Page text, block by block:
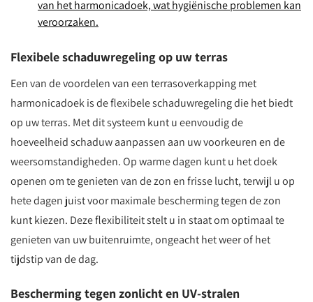
van het harmonicadoek, wat hygiënische problemen kan
veroorzaken.
Flexibele schaduwregeling op uw terras
Een van de voordelen van een terrasoverkapping met
harmonicadoek is de flexibele schaduwregeling die het biedt
op uw terras. Met dit systeem kunt u eenvoudig de
hoeveelheid schaduw aanpassen aan uw voorkeuren en de
weersomstandigheden. Op warme dagen kunt u het doek
openen om te genieten van de zon en frisse lucht, terwijl u op
hete dagen juist voor maximale bescherming tegen de zon
kunt kiezen. Deze flexibiliteit stelt u in staat om optimaal te
genieten van uw buitenruimte, ongeacht het weer of het
tijdstip van de dag.
Bescherming tegen zonlicht en UV-stralen